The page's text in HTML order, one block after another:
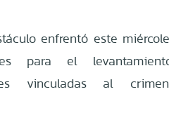
enfrentó este
para el
vinculadas al